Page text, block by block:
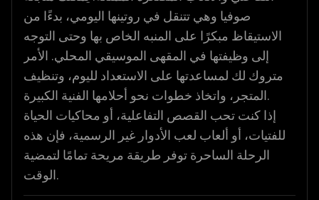
صوفيا وهي تتنقل في روتينها اليومي، بدءًا من
الاستيقاظ مبكرًا على المنبه الخاص بها وحتى التوجه
إلى وظيفتها في المقهى الموسيقي المحلي. الأمر
متروك لك لمساعدتها على الاستعداد لليوم، وتنظيف
المتجر، واتخاذ خطوات نحو أحلامها الفنية الكبيرة.
إذا كنت تحب القصص التفاعلية، أو محاكيات الحياة
للفتيات، أو ألعاب لعب الأدوار غير الرسمية، فإن هذه
الرحلة الساحرة توفر طريقة مريحة تمامًا لتمضية
الوقت.